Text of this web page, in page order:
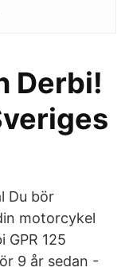
Derbi!
Du bör
motorcykel
GPR 125
9 år sedan -